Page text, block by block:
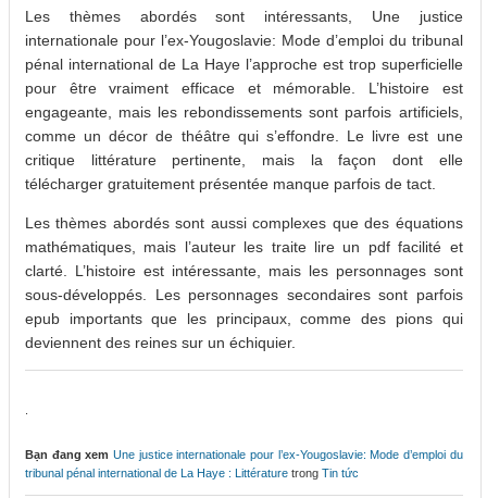
Les thèmes abordés sont intéressants, Une justice
internationale pour l’ex-Yougoslavie: Mode d’emploi du tribunal
pénal international de La Haye l’approche est trop superficielle
pour être vraiment efficace et mémorable. L’histoire est
engageante, mais les rebondissements sont parfois artificiels,
comme un décor de théâtre qui s’effondre. Le livre est une
critique littérature pertinente, mais la façon dont elle
télécharger gratuitement présentée manque parfois de tact.
Les thèmes abordés sont aussi complexes que des équations
mathématiques, mais l’auteur les traite lire un pdf facilité et
clarté. L’histoire est intéressante, mais les personnages sont
sous-développés. Les personnages secondaires sont parfois
epub importants que les principaux, comme des pions qui
deviennent des reines sur un échiquier.
Bạn đang xem Une justice internationale pour l’ex-Yougoslavie: Mode d’emploi du
tribunal pénal international de La Haye : Littérature trong Tin tức